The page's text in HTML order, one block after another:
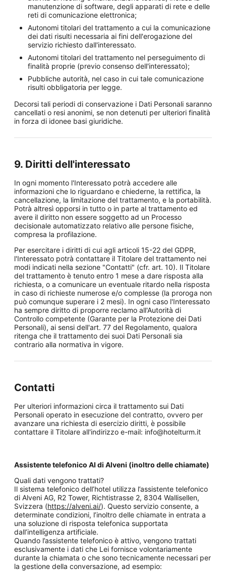
manutenzione di software, degli apparati di rete e delle
reti di comunicazione elettronica;
Autonomi titolari del trattamento a cui la comunicazione
dei dati risulti necessaria ai fini dell'erogazione del
servizio richiesto dall'interessato.
Autonomi titolari del trattamento nel perseguimento di
finalità proprie (previo consenso dell'interessato);
Pubbliche autorità, nel caso in cui tale comunicazione
risulti obbligatoria per legge.
Decorsi tali periodi di conservazione i Dati Personali saranno
cancellati o resi anonimi, se non detenuti per ulteriori finalità
in forza di idonee basi giuridiche.
9. Diritti dell'interessato
In ogni momento l'Interessato potrà accedere alle
informazioni che lo riguardano e chiederne, la rettifica, la
cancellazione, la limitazione del trattamento, e la portabilità.
Potrà altresì opporsi in tutto o in parte al trattamento ed
avere il diritto non essere soggetto ad un Processo
decisionale automatizzato relativo alle persone fisiche,
compresa la profilazione.
Per esercitare i diritti di cui agli articoli 15-22 del GDPR,
l'Interessato potrà contattare il Titolare del trattamento nei
modi indicati nella sezione "Contatti" (cfr. art. 10). Il Titolare
del trattamento è tenuto entro 1 mese a dare risposta alla
richiesta, o a comunicare un eventuale ritardo nella risposta
in caso di richieste numerose e/o complesse (la proroga non
può comunque superare i 2 mesi). In ogni caso l'Interessato
ha sempre diritto di proporre reclamo all'Autorità di
Controllo competente (Garante per la Protezione dei Dati
Personali), ai sensi dell'art. 77 del Regolamento, qualora
ritenga che il trattamento dei suoi Dati Personali sia
contrario alla normativa in vigore.
Contatti
Per ulteriori informazioni circa il trattamento sui Dati
Personali operato in esecuzione del contratto, ovvero per
avanzare una richiesta di esercizio diritti, è possibile
contattare il Titolare all'indirizzo e-mail: info@hotelturm.it
Assistente telefonico AI di Alveni (inoltro delle chiamate)
Quali dati vengono trattati?
Il sistema telefonico dell’hotel utilizza l’assistente telefonico
di Alveni AG, R2 Tower, Richtistrasse 2, 8304 Wallisellen,
Svizzera (https://alveni.ai/). Questo servizio consente, a
determinate condizioni, l’inoltro delle chiamate in entrata a
una soluzione di risposta telefonica supportata
dall’intelligenza artificiale.
Quando l’assistente telefonico è attivo, vengono trattati
esclusivamente i dati che Lei fornisce volontariamente
durante la chiamata o che sono tecnicamente necessari per
la gestione della conversazione, ad esempio: